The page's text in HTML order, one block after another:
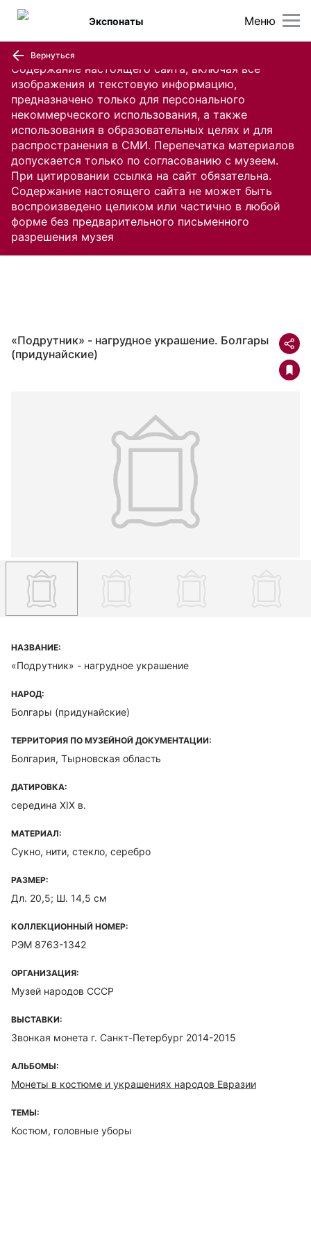
Содержание настоящего сайта, включая все
изображения и текстовую информацию,
предназначено только для персонального
некоммерческого использования, а также
использования в образовательных целях и для
распространения в СМИ. Перепечатка материалов
допускается только по согласованию с музеем.
При цитировании ссылка на сайт обязательна.
Содержание настоящего сайта не может быть
воспроизведено целиком или частично в любой
форме без предварительного письменного
разрешения музея
Меню
Экспонаты
Вернуться
«Подрутник» - нагрудное украшение. Болгары
(придунайские)
НАЗВАНИЕ:
«Подрутник» - нагрудное украшение
НАРОД:
Болгары (придунайские)
ТЕРРИТОРИЯ ПО МУЗЕЙНОЙ ДОКУМЕНТАЦИИ:
Болгария, Тырновская область
ДАТИРОВКА:
середина XIX в.
МАТЕРИАЛ:
Сукно, нити, стекло, серебро
РАЗМЕР:
Дл. 20,5; Ш. 14,5 см
КОЛЛЕКЦИОННЫЙ НОМЕР:
РЭМ 8763-1342
ОРГАНИЗАЦИЯ:
Музей народов СССР
ВЫСТАВКИ:
Звонкая монета г. Санкт-Петербург 2014-2015
АЛЬБОМЫ:
Монеты в костюме и украшениях народов Евразии
ТЕМЫ:
Костюм, головные уборы